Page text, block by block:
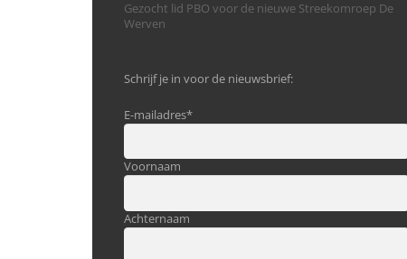
Gezocht lid PBO voor de nieuwe Streekomroep De
Werven
Schrijf je in voor de nieuwsbrief:
E-mailadres*
Voornaam
Achternaam